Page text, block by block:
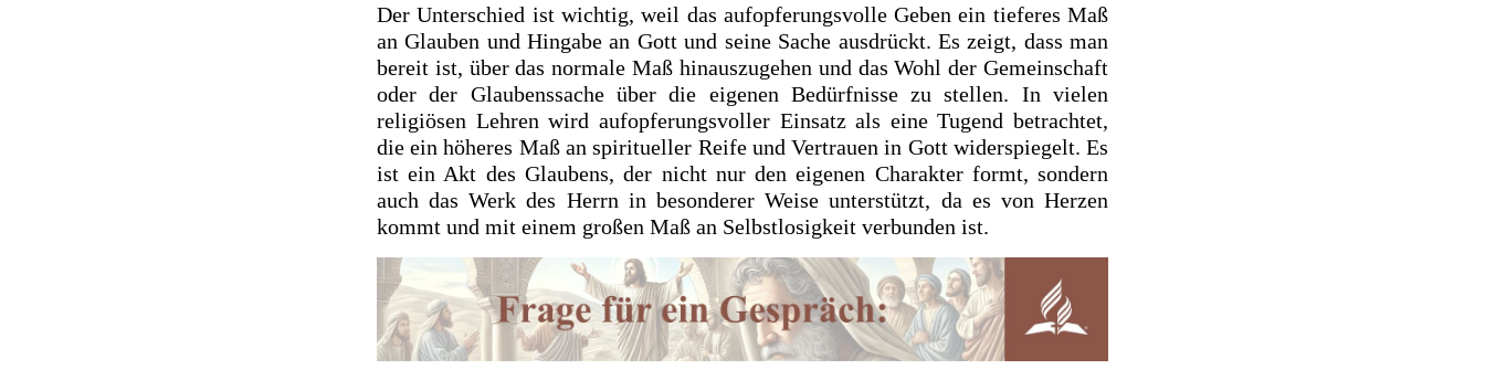
Der Unterschied ist wichtig, weil das aufopferungsvolle Geben ein tieferes Maß
an Glauben und Hingabe an Gott und seine Sache ausdrückt. Es zeigt, dass man
bereit ist, über das normale Maß hinauszugehen und das Wohl der Gemeinschaft
oder der Glaubenssache über die eigenen Bedürfnisse zu stellen. In vielen
religiösen Lehren wird aufopferungsvoller Einsatz als eine Tugend betrachtet,
die ein höheres Maß an spiritueller Reife und Vertrauen in Gott widerspiegelt. Es
ist ein Akt des Glaubens, der nicht nur den eigenen Charakter formt, sondern
auch das Werk des Herrn in besonderer Weise unterstützt, da es von Herzen
kommt und mit einem großen Maß an Selbstlosigkeit verbunden ist.